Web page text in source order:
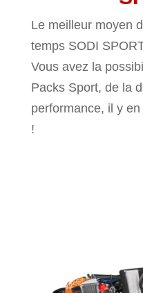
Le meilleur moyen
temps SODI
Vous avez la
Packs Sport, de la
performance, il y
!